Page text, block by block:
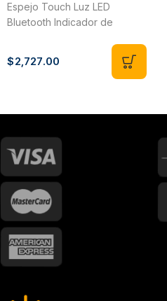
Espejo Touch Luz LED
Bluetooth Indicador de
$2,727.00